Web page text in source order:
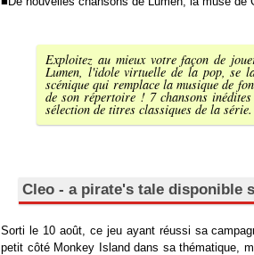
Exploitez au mieux votre façon de
Lumen, l'idole virtuelle de la pop, se
scénique qui remplace la musique de
de son répertoire ! 7 chansons
sélection de titres classiques de la série.
Cleo - a pirate's tale disponible
Sorti le 10 août, ce jeu ayant réussi sa
petit côté Monkey Island dans sa thématique,